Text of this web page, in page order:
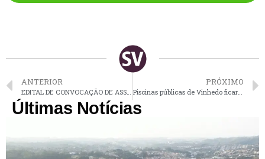
ANTERIOR PRÓXIMO
Piscinas públicas de Vinhedo ficarão fechadas para economia de água
Últimas Notícias